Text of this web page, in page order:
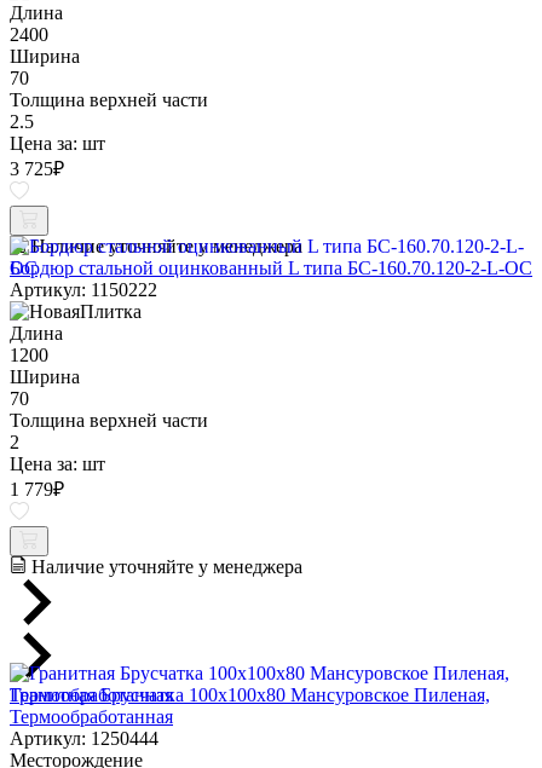
Длина
2400
Ширина
70
Толщина верхней части
2.5
Цена за: шт
3 725₽
Наличие уточняйте у менеджера
Бордюр стальной оцинкованный L типа БС-160.70.120-2-L-ОС
Артикул: 1150222
Длина
1200
Ширина
70
Толщина верхней части
2
Цена за: шт
1 779₽
Наличие уточняйте у менеджера
Гранитная Брусчатка 100х100x80 Мансуровское Пиленая,
Термообработанная
Артикул: 1250444
Месторождение